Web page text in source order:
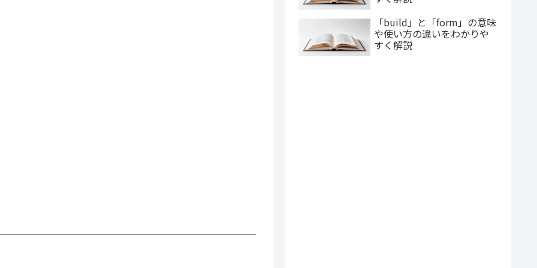
「build」と「form」の意味
や使い方の違いをわかりや
すく解説